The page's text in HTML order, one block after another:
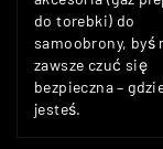
do torebki) do
samoobrony, byś
zawsze czuć się
bezpieczna –
jesteś.